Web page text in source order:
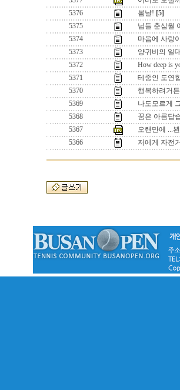
5376
봄날! [5]
5375
님들 춘삼월
5374
마음에 사랑
5373
양귀비의 일
5372
How deep is
5371
테중인 도연
5370
행복하려거
5369
나도모르게
5368
꿈은 아름답
5367
오랜만에 ...
5366
저에게 자전